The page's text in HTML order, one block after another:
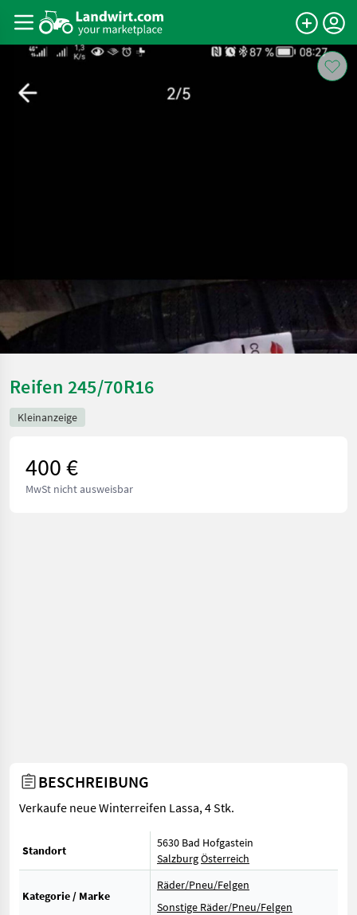
Reifen 245/70R16
Kleinanzeige
400 €
MwSt nicht ausweisbar
BESCHREIBUNG
Verkaufe neue Winterreifen Lassa, 4 Stk.
Standort
5630 Bad Hofgastein
SalzburgÖsterreich
Kategorie / Marke
Räder/Pneu/Felgen
Sonstige Räder/Pneu/Felgen